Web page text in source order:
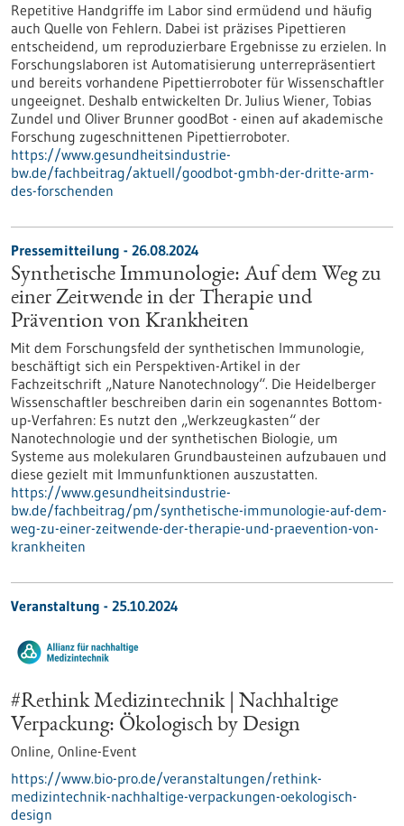
Repetitive Handgriffe im Labor sind ermüdend und häufig
auch Quelle von Fehlern. Dabei ist präzises Pipettieren
entscheidend, um reproduzierbare Ergebnisse zu erzielen. In
Forschungslaboren ist Automatisierung unterrepräsentiert
und bereits vorhandene Pipettierroboter für Wissenschaftler
ungeeignet. Deshalb entwickelten Dr. Julius Wiener, Tobias
Zundel und Oliver Brunner goodBot - einen auf akademische
Forschung zugeschnittenen Pipettierroboter.
https://www.gesundheitsindustrie-
bw.de/fachbeitrag/aktuell/goodbot-gmbh-der-dritte-arm-
des-forschenden
Pressemitteilung - 26.08.2024
Synthetische Immunologie: Auf dem Weg zu
einer Zeitwende in der Therapie und
Prävention von Krankheiten
Mit dem Forschungsfeld der synthetischen Immunologie,
beschäftigt sich ein Perspektiven-Artikel in der
Fachzeitschrift „Nature Nanotechnology“. Die Heidelberger
Wissenschaftler beschreiben darin ein sogenanntes Bottom-
up-Verfahren: Es nutzt den „Werkzeugkasten“ der
Nanotechnologie und der synthetischen Biologie, um
Systeme aus molekularen Grundbausteinen aufzubauen und
diese gezielt mit Immunfunktionen auszustatten.
https://www.gesundheitsindustrie-
bw.de/fachbeitrag/pm/synthetische-immunologie-auf-dem-
weg-zu-einer-zeitwende-der-therapie-und-praevention-von-
krankheiten
Veranstaltung - 25.10.2024
#Rethink Medizintechnik | Nachhaltige
Verpackung: Ökologisch by Design
Online, Online-Event
https://www.bio-pro.de/veranstaltungen/rethink-
medizintechnik-nachhaltige-verpackungen-oekologisch-
design